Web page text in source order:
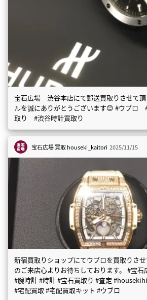
宝石広場 渋谷本店にて郵送買取りさせて
ルを誠にありがとうございます😊 #ウブ
取り #渋谷時計買取り
宝石広場 買取houseki_kaitori 2025/11/15
新宿買取りショップにてウブロを買取りさ
のご来店心よりお待ちしております。 #宝石
#腕時計 #時計 #宝石買取り #査定
#宅配買取 #宅配買取キット #ウブロ